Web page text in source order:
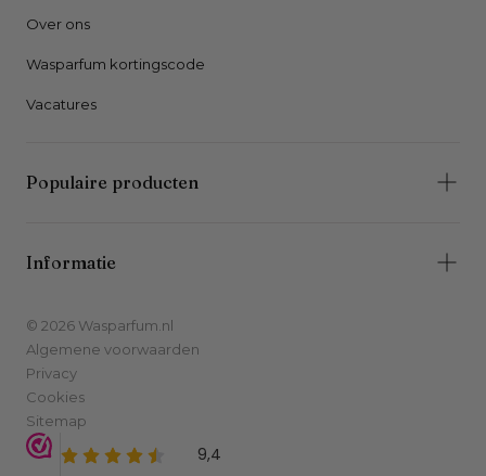
Over ons
Wasparfum kortingscode
Vacatures
Populaire producten
Informatie
© 2026 Wasparfum.nl
Algemene voorwaarden
Privacy
Cookies
Sitemap